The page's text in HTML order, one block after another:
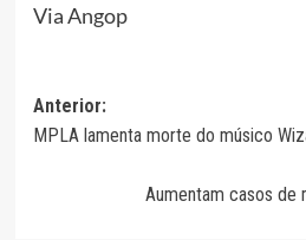
Via Angop
Navegação
de
Anterior:
MPLA lamenta morte do músico
Aumentam casos de